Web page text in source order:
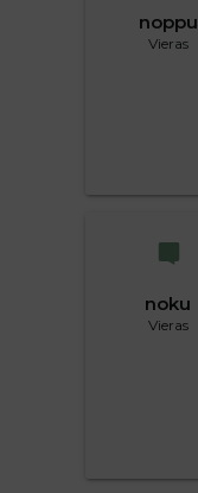
noppu
Vieras
noku
Vieras